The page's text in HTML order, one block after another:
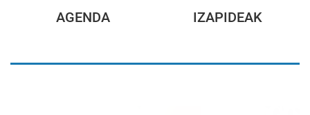
AGENDA IZAPIDEAK